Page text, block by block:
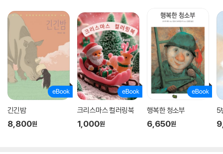
긴긴밤
8,800원
크리스마스 컬러링북
1,000원
행복한 청소부
6,650원
5